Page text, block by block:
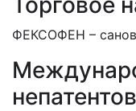
ФЕКСОФЕН –